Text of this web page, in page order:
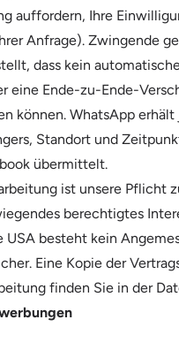
auffordern, Ihre
Anfrage). Zwingende
dass kein
eine Ende-zu-Ende-
können. WhatsApp
Standort und
übermittelt.
ist unsere Pflicht
berechtigtes
besteht kein
Eine Kopie der
finden Sie in der